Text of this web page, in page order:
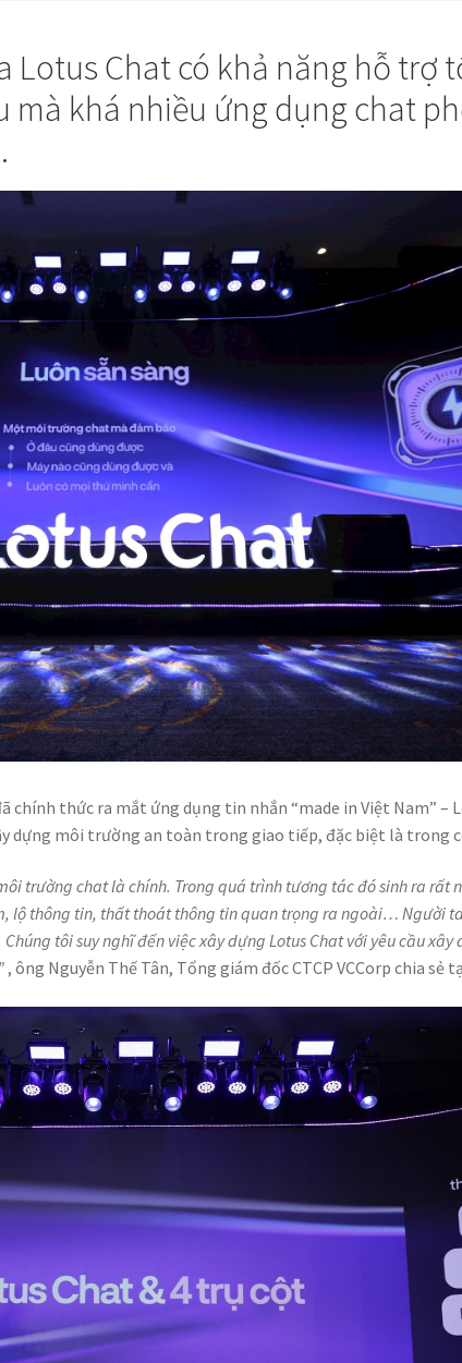
Lotus Chat có khả năng hỗ trợ
mà khá nhiều ứng dụng chat
chính thức ra mắt ứng dụng tin nhắn “made in Việt Nam” –
dựng môi trường an toàn trong giao tiếp, đặc biệt là trong
trường chat là chính. Trong quá trình tương tác đó sinh ra rất
lộ thông tin, thất thoát thông tin quan trọng ra ngoài… Người
tôi suy nghĩ đến việc xây dựng Lotus Chat với yêu cầu xây
, ông Nguyễn Thế Tân, Tổng giám đốc CTCP VCCorp chia sẻ